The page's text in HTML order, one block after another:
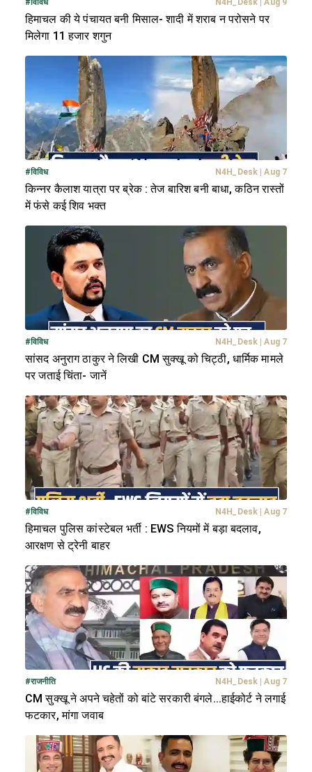
#विविध N4H_Desk Aug 9
हिमाचल की ये पंचायत बनी मिसाल- शादी में शराब न परोसने पर
मिलेगा 11 हजार शगुन
#विविध N4H_Desk Aug 7
किन्नर कैलाश यात्रा पर ब्रेक : तेज बारिश बनी बाधा, कठिन रास्तों
में फंसे कई शिव भक्त
#विविध N4H_Desk Aug 7
सांसद अनुराग ठाकुर ने लिखी CM सुक्खू को चिट्ठी, धार्मिक मामले
पर जताई चिंता- जानें
#विविध N4H_Desk Aug 7
हिमाचल पुलिस कांस्टेबल भर्ती : EWS नियमों में बड़ा बदलाव,
आरक्षण से ट्रेनी बाहर
#राजनीति N4H_Desk Aug 7
CM सुक्खू ने अपने चहेतों को बांटे सरकारी बंगले...हाईकोर्ट ने लगाई
फटकार, मांगा जवाब